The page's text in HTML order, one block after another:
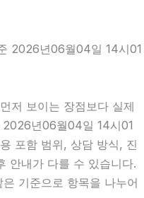
2026년06월04일 14시01
저 보이는 장점보다 실제
2026년06월04일 14시01
포함 범위, 상담 방식, 진
안내가 다를 수 있습니다.
기준으로 항목을 나누어